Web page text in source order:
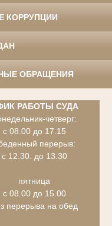
КОРРУПЦИИ
ОБРАЩЕНИЯ
РАБОТЫ СУДА
четверг:
с 08.00 до 17.15
перерыв:
с 12.30. до 13.30
пятница
с 08.00 до 15.00
перерыва на обед